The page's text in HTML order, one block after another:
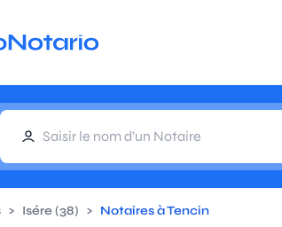
> Isére (38) > Notaires à Tencin